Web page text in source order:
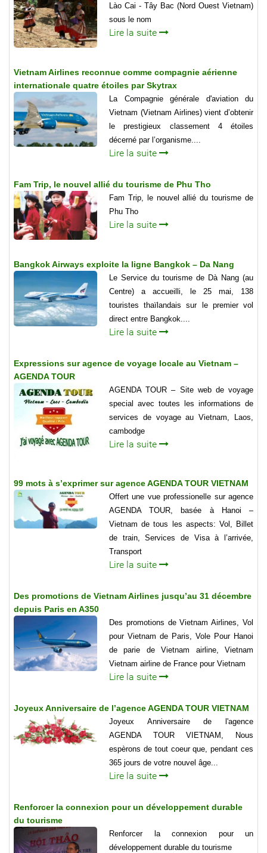
Lào Cai - Tây Bac (Nord Ouest Vietnam)
sous le nom
Lire la suite
Vietnam Airlines reconnue comme compagnie aérienne
internationale quatre étoiles par Skytrax
La Compagnie générale d'aviation du
Vietnam (Vietnam Airlines) vient d’obtenir
le prestigieux classement 4 étoiles
décerné par l’organisme....
Lire la suite
Fam Trip, le nouvel allié du tourisme de Phu Tho
Fam Trip, le nouvel allié du tourisme de
Phu Tho
Lire la suite
Bangkok Airways exploite la ligne Bangkok – Da Nang
Le Service du tourisme de Dà Nang (au
Centre) a accueilli, le 25 mai, 138
touristes thaïlandais sur le premier vol
direct entre Bangkok....
Lire la suite
Expressions sur agence de voyage locale au Vietnam –
AGENDA TOUR
AGENDA TOUR – Site web de voyage
special avec toutes les informations de
services de voyage au Vietnam, Laos,
cambodge
Lire la suite
99 mots à s’exprimer sur agence AGENDA TOUR VIETNAM
Offert une vue professionelle sur agence
AGENDA TOUR, basée à Hanoi –
Vietnam de tous les aspects: Vol, Billet
de train, Services de Visa à l’arrivée,
Transport
Lire la suite
Des promotions de Vietnam Airlines jusqu’au 31 décembre
depuis Paris en A350
Des promotions de Vietnam Airlines, Vol
pour Vietnam de Paris, Vole Pour Hanoi
de parie de Vietnam airline, Vietnam
Vietnam airline de France pour Vietnam
Lire la suite
Joyeux Anniversaire de l’agence AGENDA TOUR VIETNAM
Joyeux Anniversaire de l'agence
AGENDA TOUR VIETNAM, Nous
espèrons de tout coeur que, pendant ces
365 jours de votre nouvel âge...
Lire la suite
Renforcer la connexion pour un développement durable
du tourisme
Renforcer la connexion pour un
développement durable du tourisme